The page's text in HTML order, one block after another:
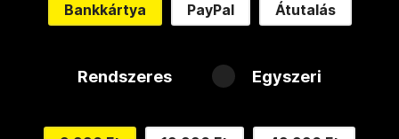
Bankkártya PayPal Átutalás
Rendszeres Egyszeri